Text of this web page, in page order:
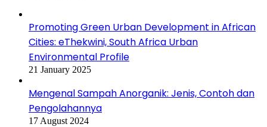
Promoting Green Urban Development in African
Cities: eThekwini, South Africa Urban
Environmental Profile
21 January 2025
Mengenal Sampah Anorganik: Jenis, Contoh dan
Pengolahannya
17 August 2024